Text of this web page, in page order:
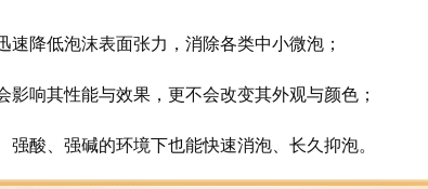
降低泡沫表面张力，消除各类中小微泡；
响其性能与效果，更不会改变其外观与颜色；
酸、强碱的环境下也能快速消泡、长久抑泡。